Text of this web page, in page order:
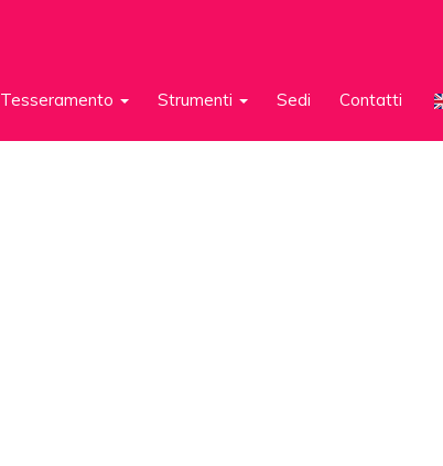
Tesseramento Strumenti Sedi Contatti